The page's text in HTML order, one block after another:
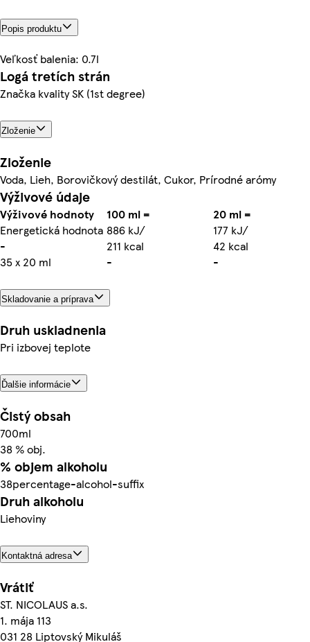
Popis produktu
Veľkosť balenia: 0.7l
Logá tretích strán
Značka kvality SK (1st degree)
Zloženie
Zloženie
Voda, Lieh, Borovičkový destilát, Cukor, Prírodné arómy
Výživové údaje
Výživové hodnoty 100 ml =
20 ml =
Energetická hodnota 886 kJ/
177 kJ/
-
211 kcal
42 kcal
35 x 20 ml
- -
Skladovanie a príprava
Druh uskladnenia
Pri izbovej teplote
Ďalšie informácie
Čistý obsah
700ml
38 % obj.
% objem alkoholu
38percentage-alcohol-suffix
Druh alkoholu
Liehoviny
Kontaktná adresa
Vrátiť
ST. NICOLAUS a.s.
1. mája 113
031 28 Liptovský Mikuláš